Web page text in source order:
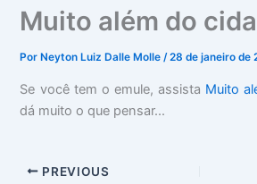
Muito além do
Por Neyton Luiz Dalle Molle/28 de janeiro de
Se você tem o emule, assista Muito
dá muito o que pensar...
PREVIOUS